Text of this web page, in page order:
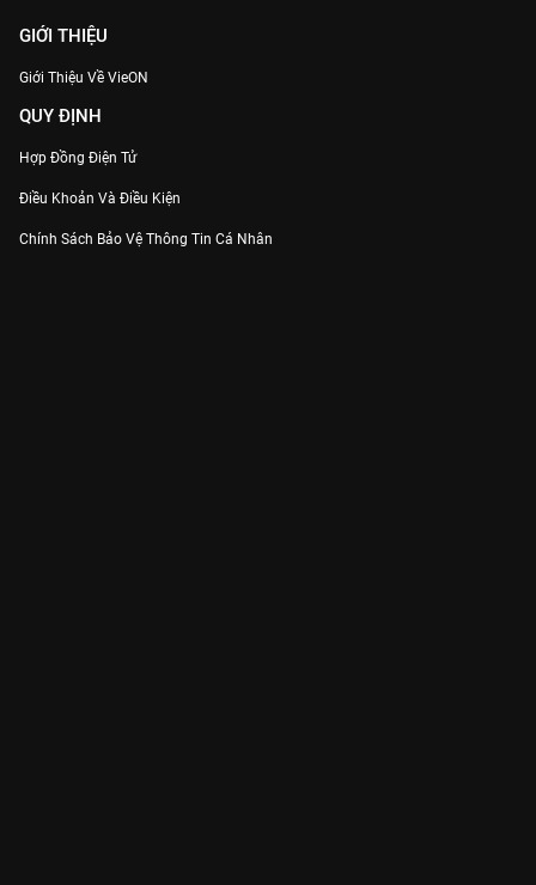
GIỚI THIỆU
Giới Thiệu Về VieON
QUY ĐỊNH
Hợp Đồng Điện Tử
Điều Khoản Và Điều Kiện
Chính Sách Bảo Vệ Thông Tin Cá Nhân